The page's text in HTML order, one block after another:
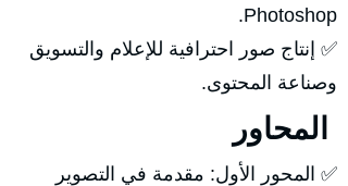
Photoshop.
✅ إنتاج صور احترافية للإعلام والتسويق
وصناعة المحتوى.
✅ المحور الأول: مقدمة في التصوير